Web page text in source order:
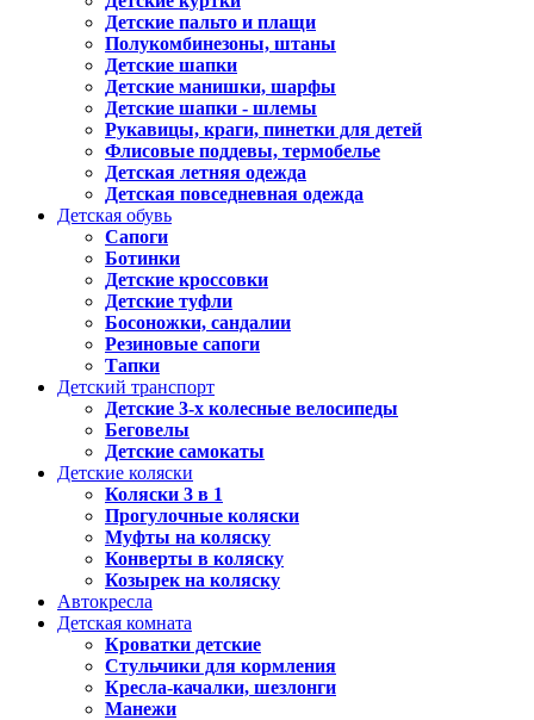
Детские пальто и плащи
Полукомбинезоны, штаны
Детские шапки
Детские манишки, шарфы
Детские шапки - шлемы
Рукавицы, краги, пинетки для детей
Флисовые поддевы, термобелье
Детская летняя одежда
Детская повседневная одежда
Детская обувь
Сапоги
Ботинки
Детские кроссовки
Детские туфли
Босоножки, сандалии
Резиновые сапоги
Тапки
Детский транспорт
Детские 3-х колесные велосипеды
Беговелы
Детские самокаты
Детские коляски
Коляски 3 в 1
Прогулочные коляски
Муфты на коляску
Конверты в коляску
Козырек на коляску
Автокресла
Детская комната
Кроватки детские
Стульчики для кормления
Кресла-качалки, шезлонги
Манежи